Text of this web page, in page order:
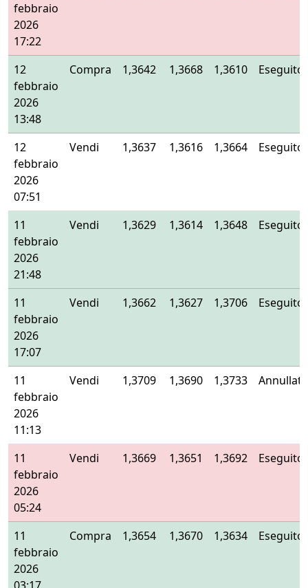
febbraio
2026
17:22
12
febbraio
2026
13:48
Compra 1,3642 1,3668 1,3610 Eseguito
12
febbraio
2026
07:51
Vendi 1,3637 1,3616 1,3664 Eseguito
11
febbraio
2026
21:48
Vendi 1,3629 1,3614 1,3648 Eseguito
11
febbraio
2026
17:07
Vendi 1,3662 1,3627 1,3706 Eseguito
11
febbraio
2026
11:13
Vendi 1,3709 1,3690 1,3733 Annullato
11
febbraio
2026
05:24
Vendi 1,3669 1,3651 1,3692 Eseguito
11
febbraio
2026
Compra 1,3654 1,3670 1,3634 Eseguito